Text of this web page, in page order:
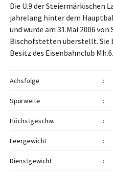
Die U.9 der Steiermärkischen
jahrelang hinter dem
und wurde am 31.Mai 2006
Bischofstetten überstellt. Sie
Besitz des Eisenbahnclub Mh.6.
Achsfolge :
Spurweite :
Höchstgeschw. :
Leergewicht :
Dienstgewicht :